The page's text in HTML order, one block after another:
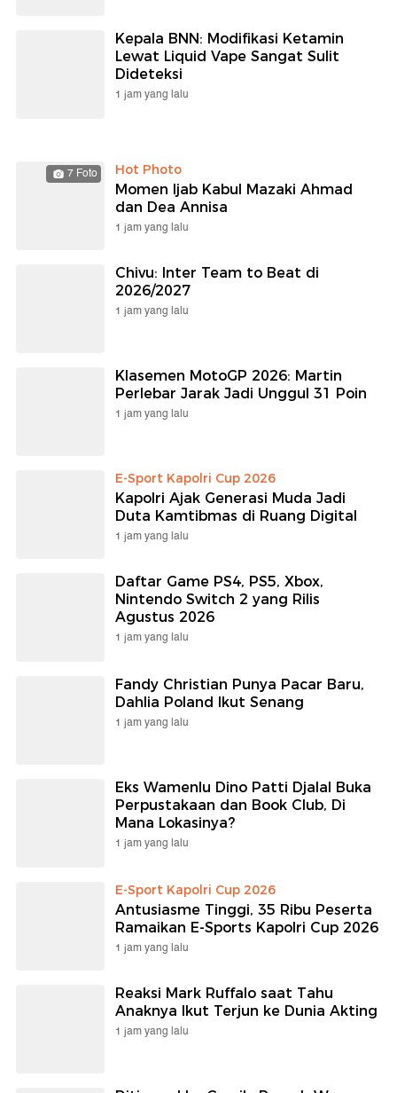
Kepala BNN: Modifikasi Ketamin
Lewat Liquid Vape Sangat Sulit
Dideteksi
1 jam yang lalu
7 Foto Hot Photo
Momen Ijab Kabul Mazaki Ahmad
dan Dea Annisa
1 jam yang lalu
Chivu: Inter Team to Beat di
2026/2027
1 jam yang lalu
Klasemen MotoGP 2026: Martin
Perlebar Jarak Jadi Unggul 31 Poin
1 jam yang lalu
E-Sport Kapolri Cup 2026
Kapolri Ajak Generasi Muda Jadi
Duta Kamtibmas di Ruang Digital
1 jam yang lalu
Daftar Game PS4, PS5, Xbox,
Nintendo Switch 2 yang Rilis
Agustus 2026
1 jam yang lalu
Fandy Christian Punya Pacar Baru,
Dahlia Poland Ikut Senang
1 jam yang lalu
Eks Wamenlu Dino Patti Djalal Buka
Perpustakaan dan Book Club, Di
Mana Lokasinya?
1 jam yang lalu
E-Sport Kapolri Cup 2026
Antusiasme Tinggi, 35 Ribu Peserta
Ramaikan E-Sports Kapolri Cup 2026
1 jam yang lalu
Reaksi Mark Ruffalo saat Tahu
Anaknya Ikut Terjun ke Dunia Akting
1 jam yang lalu